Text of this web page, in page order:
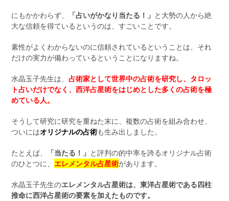
にもかかわらず、 「占いがかなり当たる！」 と大勢の人から絶
大な信頼を得ているというのは、すごいことです。
素性がよくわからないのに信頼されているということは、それ
だけの実力が備わっているということになりますね。
水晶玉子先生は、占術家として世界中の占術を研究し、タロッ
ト占いだけでなく、西洋占星術をはじめとした多くの占術を極
めている人。
そうして研究に研究を重ねた末に、複数の占術を組み合わせ、
ついにはオリジナルの占術も生み出しました。
たとえば、 「当たる！」 と評判の的中率を誇るオリジナル占術
のひとつに、 エレメンタル占星術があります。
水晶玉子先生のエレメンタル占星術は、東洋占星術である四柱
推命に西洋占星術の要素を加えたものです。